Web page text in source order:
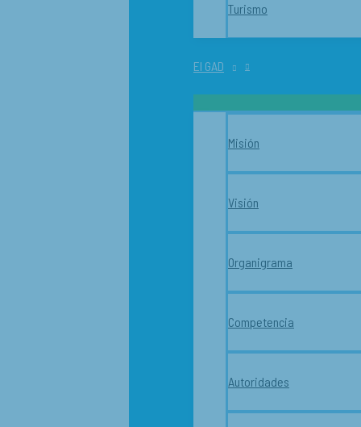
Turismo
El GAD
Misión
Visión
Organigrama
Competencia
Autoridades